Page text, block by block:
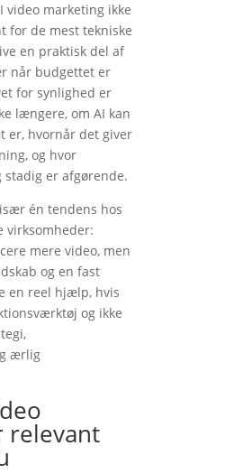
video marketing ikke
for de mest tekniske
en praktisk del af
når budgettet er
for synlighed er
længere, om AI kan
er, hvornår det giver
og hvor
er afgørende.
én tendens hos
virksomheder:
mere video, men
og en fast
en reel hjælp, hvis
og ikke
ærlig
relevant